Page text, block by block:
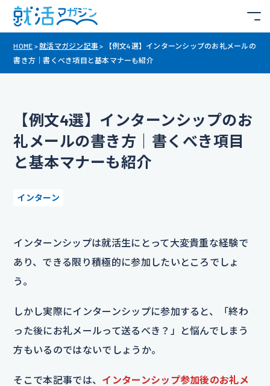
HOME >就活マガジン記事 >
【例文4選】インターンシップのお礼メールの
書き方｜書くべき項目と基本マナーも紹介
【例文4選】インターンシップのお
礼メールの書き方｜書くべき項目
と基本マナーも紹介
インターン
インターンシップは就活生にとって大変貴重な経験で
あり、できる限り積極的に参加したいところでしょ
う。
しかし実際にインターンシップに参加すると、「終わ
った後にお礼メールって送るべき？」と悩んでしまう
方もいるのではないでしょうか。
そこで本記事では、 インターンシップ参加後のお礼メ